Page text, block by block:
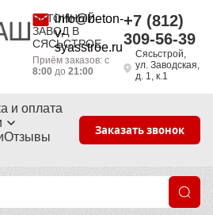
БЕТОННЫЙ
ЗАВОД В
СЯСЬСТРОЕ
info@beton-
v-
syasstroe.ru
Приём заказов: с
8:00 до21:00
+7 (812)
309-56-39
Сясьстрой,
ул. Заводская,
д. 1, к.1
и оплата
Отзывы
Заказать звонок